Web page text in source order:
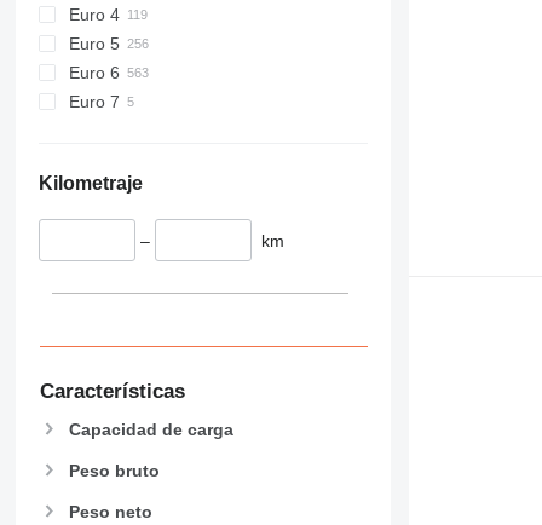
Euro 4
Euro 5
Euro 6
Euro 7
Kilometraje
– km
Características
Capacidad de carga
Peso bruto
Peso neto